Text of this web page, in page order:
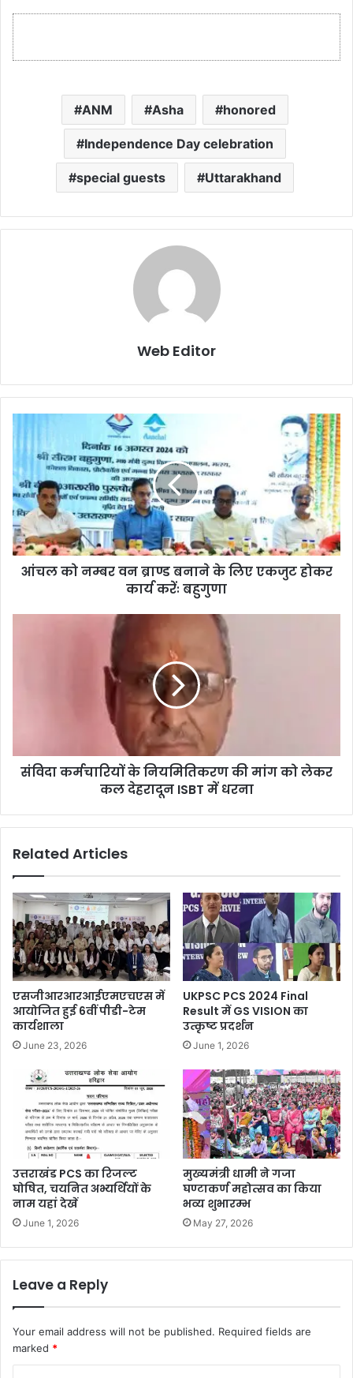
ANM Asha honored
Independence Day celebration
special guests Uttarakhand
Web Editor
आंचल को नम्बर वन ब्राण्ड बनाने के लिए एकजुट होकर
कार्य करेंः बहुगुणा
संविदा कर्मचारियों के नियमितिकरण की मांग को लेकर
कल देहरादून ISBT में धरना
Related Articles
एसजीआरआरआईएमएचएस में
आयोजित हुई 6वीं पीडी-टेम
कार्यशाला
June 23, 2026
UKPSC PCS 2024 Final
Result में GS VISION का
उत्कृष्ट प्रदर्शन
June 1, 2026
उत्तराखंड PCS का रिजल्ट
घोषित, चयनित अभ्यर्थियों के
नाम यहां देखें
June 1, 2026
मुख्यमंत्री धामी ने गजा
घण्टाकर्ण महोत्सव का किया
भव्य शुभारम्भ
May 27, 2026
Leave a Reply
Your email address will not be published. Required fields are
marked *